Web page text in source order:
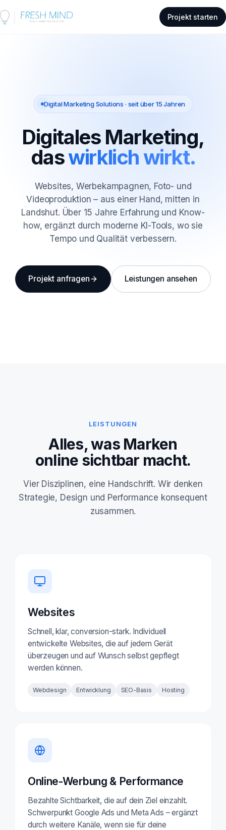
Projekt starten
Digital Marketing Solutions · seit über 15 Jahren
Digitales Marketing,
daswirklich wirkt.
Websites, Werbekampagnen, Foto- und
Videoproduktion – aus einer Hand, mitten in
Landshut. Über 15 Jahre Erfahrung und Know-
how, ergänzt durch moderne KI-Tools, wo sie
Tempo und Qualität verbessern.
Projekt anfragen Leistungen ansehen
LEISTUNGEN
Alles, was Marken
online sichtbar macht.
Vier Disziplinen, eine Handschrift. Wir denken
Strategie, Design und Performance konsequent
zusammen.
Websites
Schnell, klar, conversion-stark. Individuell
entwickelte Websites, die auf jedem Gerät
überzeugen und auf Wunsch selbst gepflegt
werden können.
Webdesign Entwicklung SEO-Basis Hosting
Online-Werbung & Performance
Bezahlte Sichtbarkeit, die auf dein Ziel einzahlt.
Schwerpunkt Google Ads und Meta Ads – ergänzt
durch weitere Kanäle, wenn sie für deine